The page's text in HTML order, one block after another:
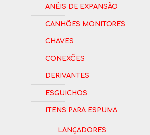
Anéis de Expansão
Canhões Monitores
Chaves
Conexões
Derivantes
Esguichos
Itens para Espuma
Lançadores